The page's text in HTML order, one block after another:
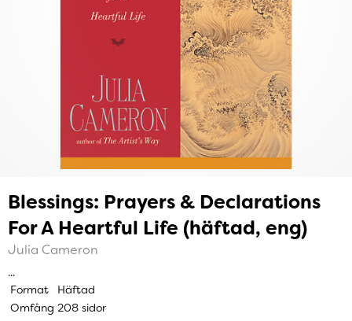
Blessings: Prayers & Declarations
For A Heartful Life (häftad, eng)
Julia Cameron
...
Format
Häftad
Omfång 208 sidor